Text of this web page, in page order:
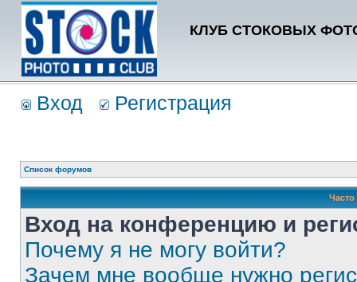
КЛУБ СТОКОВЫХ
Вход Регистрация
Список форумов
Вход на конференцию и
Почему я не могу войти?
Зачем мне вообще нужно